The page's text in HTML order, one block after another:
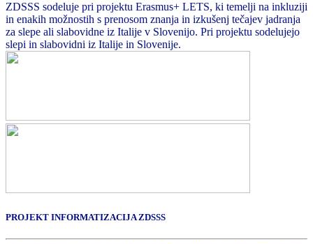
ZDSSS sodeluje pri projektu Erasmus+ LETS, ki temelji na inkluziji
in enakih možnostih s prenosom znanja in izkušenj tečajev jadranja
za slepe ali slabovidne iz Italije v Slovenijo. Pri projektu sodelujejo
slepi in slabovidni iz Italije in Slovenije.
PROJEKT INFORMATIZACIJA ZDSSS